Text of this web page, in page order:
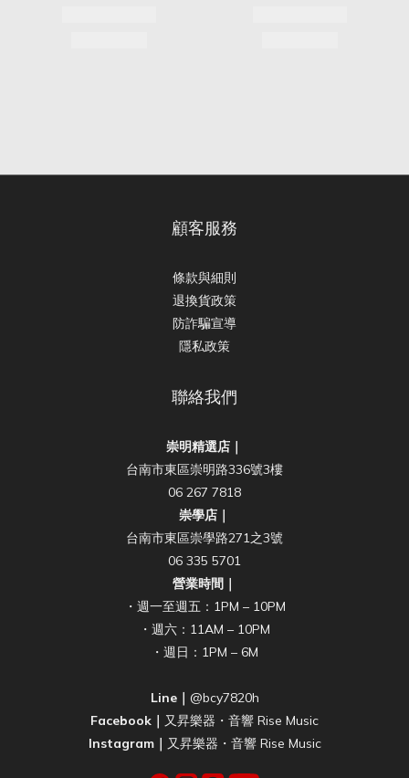
顧客服務
條款與細則
退換貨政策
防詐騙宣導
隱私政策
聯絡我們
崇明精選店｜
台南市東區崇明路336號3樓
06 267 7818
崇學店｜
台南市東區崇學路271之3號
06 335 5701
營業時間｜
・週一至週五：1PM – 10PM
・週六：11AM – 10PM
・週日：1PM – 6M
Line｜ @bcy7820h
Facebook｜ 又昇樂器・音響 Rise Music
Instagram｜ 又昇樂器・音響 Rise Music